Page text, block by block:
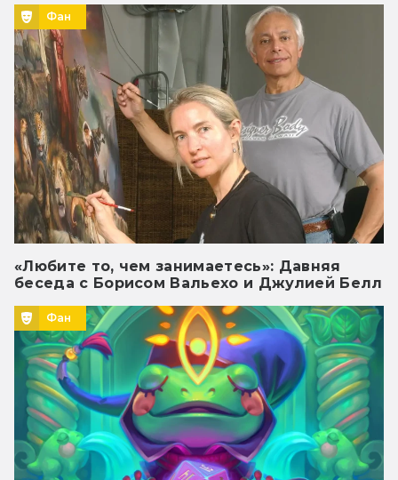
Фан
«Любите то, чем занимаетесь»: Давняя
беседа с Борисом Вальехо и Джулией Белл
Фан